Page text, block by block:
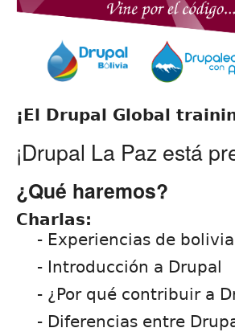
¡El Drupal Global
¡Drupal La Paz está
¿Qué haremos?
Charlas:
- Experiencias de
- Introducción a Drupal
- ¿Por qué contribuir a
- Diferencias entre